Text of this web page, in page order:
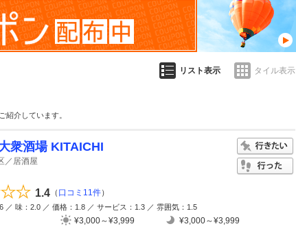
リスト表示 タイル表示
紹介しています。
衆酒場 KITAICHI
／居酒屋
1.4 （ 口コミ11件）
／ 味：2.0 ／ 価格：1.8 ／ サービス：1.3 ／ 雰囲気：1.5
¥3,000～¥3,999 ¥3,000～¥3,999